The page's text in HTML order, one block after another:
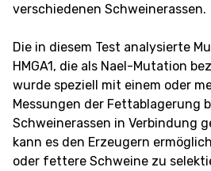
verschiedenen Schweinerassen.
Die in diesem Test analysierte
HMGA1, die als NaeI-Mutation
wurde speziell mit einem oder
Messungen der Fettablagerung
Schweinerassen in Verbindung
kann es den Erzeugern
oder fettere Schweine zu